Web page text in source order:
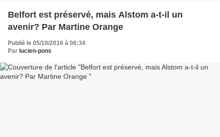
Belfort est préservé, mais Alstom a-t-il un
avenir? Par Martine Orange
Publié le 05/10/2016 à 06:34
Par lucien-pons